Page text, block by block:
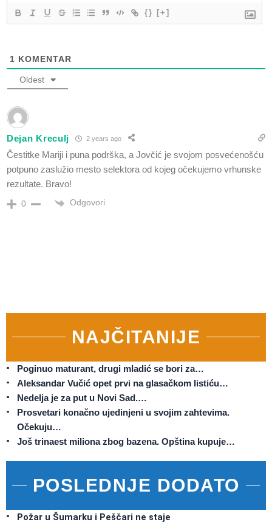
{} [+]
1 KOMENTAR
Oldest
Dejan Kreculj 2 years ago
Čestitke Mariji i puna podrška, a Jovčić je svojom posvećenošću
potpuno zaslužio mesto selektora od kojeg očekujemo vrhunske
rezultate. Bravo!
0 Odgovori
NAJČITANIJE
Poginuo maturant, drugi mladić se bori za…
Aleksandar Vučić opet prvi na glasačkom listiću…
Nedelja je za put u Novi Sad.…
Prosvetari konačno ujedinjeni u svojim zahtevima.
Očekuju…
Još trinaest miliona zbog bazena. Opština kupuje…
POSLEDNJE DODATO
Požar u Šumarku i Peščari ne staje